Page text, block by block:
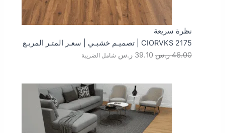
نظرة سريعة
CIORVKS 2175 | تصميـم خشبـي | سعـر المتـر المربـع
46.00 ر.س 39.10 ر.س شامل الضريبة
الأصلي
هو:
46.00 ر.س.
الحالي
هو:
39.10 ر.س.